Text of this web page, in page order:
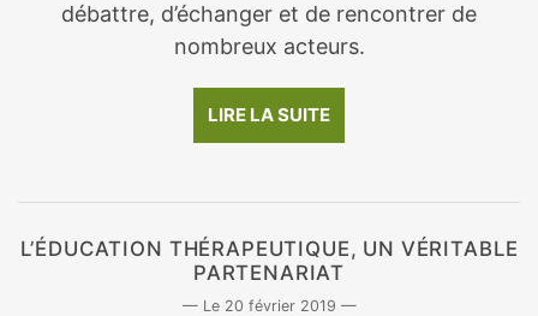
débattre, d’échanger et de rencontrer de
nombreux acteurs.
LIRE LA SUITE
L’ÉDUCATION THÉRAPEUTIQUE, UN VÉRITABLE
PARTENARIAT
20 février 2019